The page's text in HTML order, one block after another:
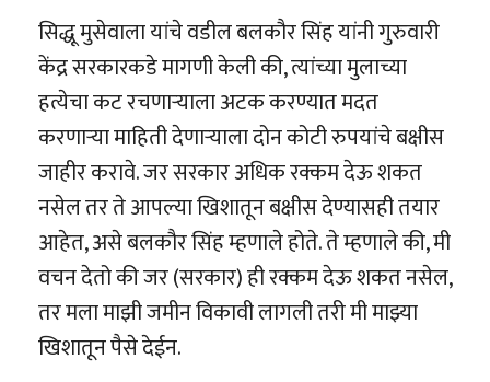
सिद्धू मुसेवाला यांचे वडील बलकौर सिंह यांनी गुरुवारी
केंद्र सरकारकडे मागणी केली की, त्यांच्या मुलाच्या
हत्येचा कट रचणाऱ्याला अटक करण्यात मदत
करणाऱ्या माहिती देणाऱ्याला दोन कोटी रुपयांचे बक्षीस
जाहीर करावे. जर सरकार अधिक रक्कम देऊ शकत
नसेल तर ते आपल्या खिशातून बक्षीस देण्यासही तयार
आहेत, असे बलकौर सिंह म्हणाले होते. ते म्हणाले की, मी
वचन देतो की जर (सरकार) ही रक्कम देऊ शकत नसेल,
तर मला माझी जमीन विकावी लागली तरी मी माझ्या
खिशातून पैसे देईन.